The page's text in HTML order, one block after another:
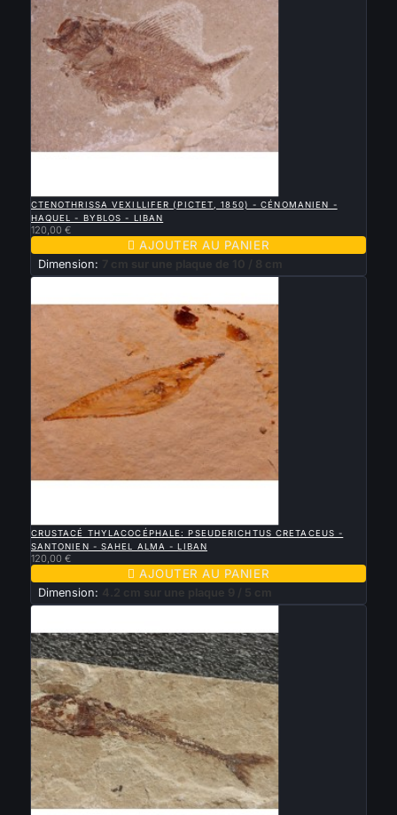
CTENOTHRISSA VEXILLIFER (PICTET, 1850) - CÉNOMANIEN -
HAQUEL - BYBLOS - LIBAN
120,00 €
 AJOUTER AU PANIER
Dimension: 7 cm sur une plaque de 10 / 8 cm
CRUSTACÉ THYLACOCÉPHALE: PSEUDERICHTUS CRETACEUS -
SANTONIEN - SAHEL ALMA - LIBAN
120,00 €
 AJOUTER AU PANIER
Dimension: 4.2 cm sur une plaque 9 / 5 cm